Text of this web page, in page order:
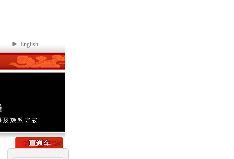
English